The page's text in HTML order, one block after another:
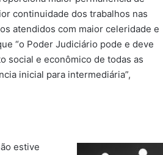
continuidade dos trabalhos nas
atendidos com maior celeridade e
“o Poder Judiciário pode e deve
social e econômico de todas as
inicial para intermediária”,
estive